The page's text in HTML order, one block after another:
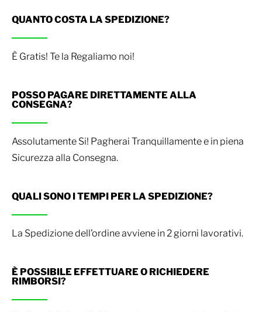
QUANTO COSTA LA SPEDIZIONE?
È Gratis! Te la Regaliamo noi!
POSSO PAGARE DIRETTAMENTE ALLA
CONSEGNA?
Assolutamente Si! Pagherai Tranquillamente e in piena
Sicurezza alla Consegna.
QUALI SONO I TEMPI PER LA SPEDIZIONE?
La Spedizione dell’ordine avviene in 2 giorni lavorativi.
È POSSIBILE EFFETTUARE O RICHIEDERE
RIMBORSI?